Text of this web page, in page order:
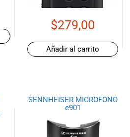
$279,00
Añadir al carrito
SENNHEISER MICROFONO
e901